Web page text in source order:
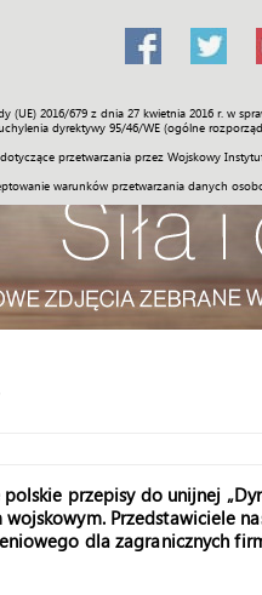
(UE) 2016/679 z dnia 27 kwietnia 2016 r.
dyrektywy 95/46/WE (ogólne
przetwarzania przez Wojskowy
warunków przetwarzania danych
Społeczność Sport
przepisy do unijnej
Przedstawiciele
dla zagranicznych